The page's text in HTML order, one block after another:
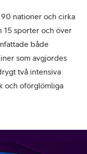
nationer och cirka
15 sporter och över
både
som avgjordes
två intensiva
och oförglömliga